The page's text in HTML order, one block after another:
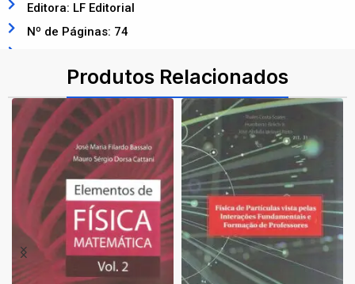
Editora: LF Editorial
Nº de Páginas: 74
Produtos Relacionados